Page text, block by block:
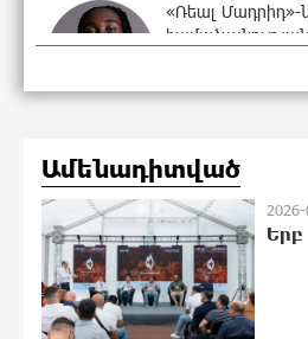
«Ռեալ Մադրիդ»-
Դիոմանդեի
Այսօրվա
ուսանողներին
պահանջարկ
Մխիթարյան
Հայրենիքը
Ամենադիտված
Երբ